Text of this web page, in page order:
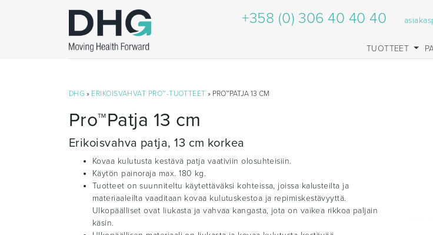
+358 (0) 306 40 40 40
TUOTTEET
DHG » ERIKOISVAHVAT PRO™-TUOTTEET » PRO™PATJA 13 CM
Pro™Patja 13 cm
Erikoisvahva patja, 13 cm korkea
Kovaa kulutusta kestävä patja vaativiin olosuhteisiin.
Käytön painoraja max. 180 kg.
Tuotteet on suunniteltu käytettäväksi kohteissa, joissa kalusteilta ja
materiaaleilta vaaditaan kovaa kulutuskestoa ja repimiskestävyyttä.
Ulkopäälliset ovat liukasta ja vahvaa kangasta, jota on vaikea rikkoa paljain
käsin.